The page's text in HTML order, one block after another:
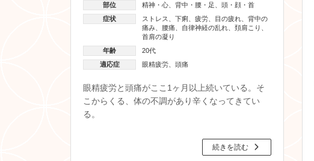
部位 精神・心 背中・腰・足
頭・顔・首
症状
ストレス 下痢 疲労 目の疲れ
背中の
痛み
腰痛 自律神経の乱れ 頚肩こり
首肩の凝り
年齢
20代
適応症
眼精疲労 頭痛
続きを読む
眼精疲労と頭痛がここ1ヶ月以上続いている。そ
こからくる、体の不調があり辛くなってきてい
る。